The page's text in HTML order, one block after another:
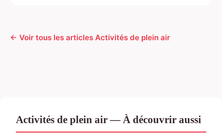
← Voir tous les articles Activités de plein air
Activités de plein air — À découvrir aussi